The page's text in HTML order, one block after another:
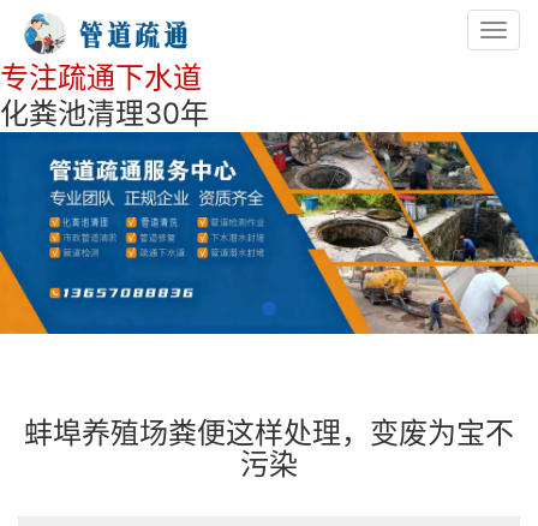
专注疏通下水道
化粪池清理30年
蚌埠养殖场粪便这样处理，变废为宝不
污染